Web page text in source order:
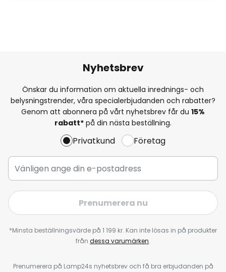
Nyhetsbrev
Önskar du information om aktuella inrednings- och
belysningstrender, våra specialerbjudanden och rabatter?
Genom att abonnera på vårt nyhetsbrev får du 15%
rabatt* på din nästa beställning.
Privatkund Företag
Prenumerera nu
*Minsta beställningsvärde på 1 199 kr. Kan inte lösas in på produkter
från dessa varumärken.
Prenumerera på Lamp24s nyhetsbrev och få bra erbjudanden på